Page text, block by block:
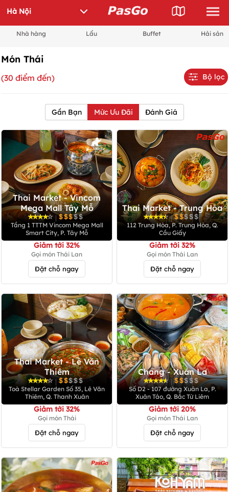
Nhà hàng Lẩu Buffet Hải sản
Món Thái
(30 điểm đến) Bộ lọc
Gần Bạn Mức Ưu Đãi Đánh Giá
Thai Market - Vincom
Mega Mall Tây Mỗ
|
Tầng 1 TTTM Vincom Mega Mall
Smart City, P. Tây Mỗ
Giảm tới 32%
Gọi món Thái Lan
Đặt chỗ ngay
Thai Market - Trung Hòa
|
112 Trung Hòa, P. Trung Hòa, Q.
Cầu Giấy
Giảm tới 32%
Gọi món Thái Lan
Đặt chỗ ngay
Thai Market - Lê Văn
Thiêm
|
Toà Stellar Garden Số 35, Lê Văn
Thiêm, Q. Thanh Xuân
Giảm tới 32%
Gọi món Thái
Đặt chỗ ngay
Chang - Xuân La
|
Số D2 - 107 đường Xuân La, P.
Xuân Tảo, Q. Bắc Từ Liêm
Giảm tới 20%
Gọi món Thái Lan
Đặt chỗ ngay